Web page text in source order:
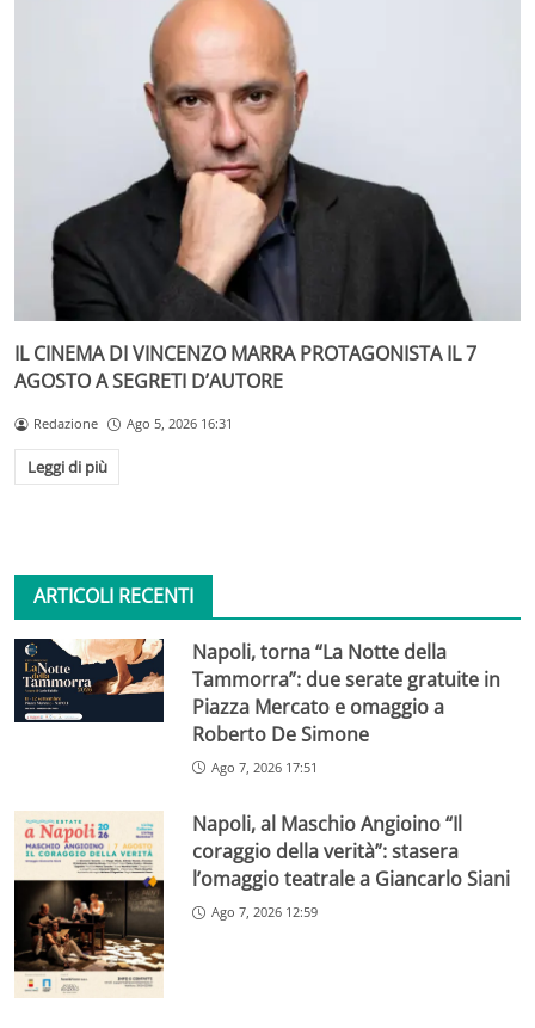
IL CINEMA DI VINCENZO MARRA PROTAGONISTA IL 7
AGOSTO A SEGRETI D’AUTORE
Redazione Ago 5, 2026 16:31
Leggi di più
ARTICOLI RECENTI
Napoli, torna “La Notte della
Tammorra”: due serate gratuite in
Piazza Mercato e omaggio a
Roberto De Simone
Ago 7, 2026 17:51
Napoli, al Maschio Angioino “Il
coraggio della verità”: stasera
l’omaggio teatrale a Giancarlo Siani
Ago 7, 2026 12:59